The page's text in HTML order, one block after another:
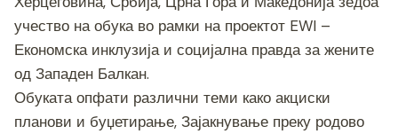
учество на обука во рамки на проектот EWI –
Економска инклузија и социјална правда за жените
од Западен Балкан.
Обуката опфати различни теми како акциски
планови и буџетирање, Зајакнување преку родово